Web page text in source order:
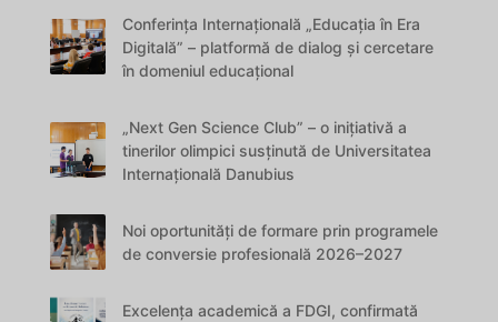
Conferința Internațională „Educația în Era
Digitală” – platformă de dialog și cercetare
în domeniul educațional
„Next Gen Science Club” – o inițiativă a
tinerilor olimpici susținută de Universitatea
Internațională Danubius
Noi oportunități de formare prin programele
de conversie profesională 2026–2027
Excelența academică a FDGI, confirmată